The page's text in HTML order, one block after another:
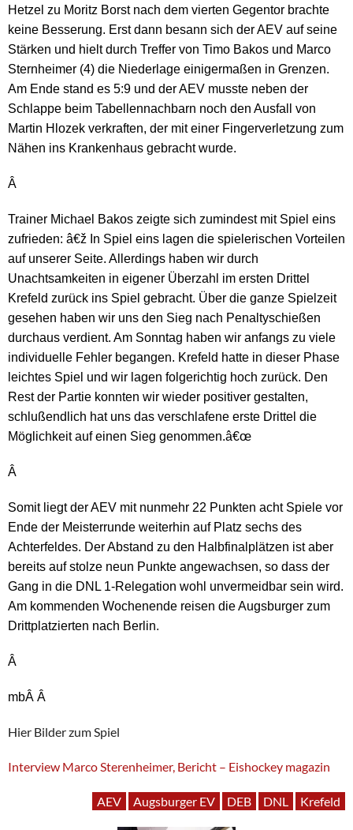
Hetzel zu Moritz Borst nach dem vierten Gegentor brachte
keine Besserung. Erst dann besann sich der AEV auf seine
Stärken und hielt durch Treffer von Timo Bakos und Marco
Sternheimer (4) die Niederlage einigermaßen in Grenzen.
Am Ende stand es 5:9 und der AEV musste neben der
Schlappe beim Tabellennachbarn noch den Ausfall von
Martin Hlozek verkraften, der mit einer Fingerverletzung zum
Nähen ins Krankenhaus gebracht wurde.
Â
Trainer Michael Bakos zeigte sich zumindest mit Spiel eins
zufrieden: â€ž In Spiel eins lagen die spielerischen Vorteilen
auf unserer Seite. Allerdings haben wir durch
Unachtsamkeiten in eigener Überzahl im ersten Drittel
Krefeld zurück ins Spiel gebracht. Über die ganze Spielzeit
gesehen haben wir uns den Sieg nach Penaltyschießen
durchaus verdient. Am Sonntag haben wir anfangs zu viele
individuelle Fehler begangen. Krefeld hatte in dieser Phase
leichtes Spiel und wir lagen folgerichtig hoch zurück. Den
Rest der Partie konnten wir wieder positiver gestalten,
schlußendlich hat uns das verschlafene erste Drittel die
Möglichkeit auf einen Sieg genommen.â€œ
Â
Somit liegt der AEV mit nunmehr 22 Punkten acht Spiele vor
Ende der Meisterrunde weiterhin auf Platz sechs des
Achterfeldes. Der Abstand zu den Halbfinalplätzen ist aber
bereits auf stolze neun Punkte angewachsen, so dass der
Gang in die DNL 1-Relegation wohl unvermeidbar sein wird.
Am kommenden Wochenende reisen die Augsburger zum
Drittplatzierten nach Berlin.
Â
mbÂ Â
Hier Bilder zum Spiel
Interview Marco Sterenheimer, Bericht – Eishockey magazin
AEV Augsburger EV DEB DNL Krefeld